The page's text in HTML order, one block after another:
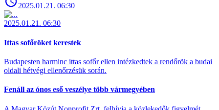
2025.01.21. 06:30
2025.01.21. 06:30
Ittas sofőröket kerestek
Budapesten harminc ittas sofőr ellen intézkedtek a rendőrök a budai
oldali hétvégi ellenőrzésük során.
Fenáll az ónos eső veszélye több vármegyében